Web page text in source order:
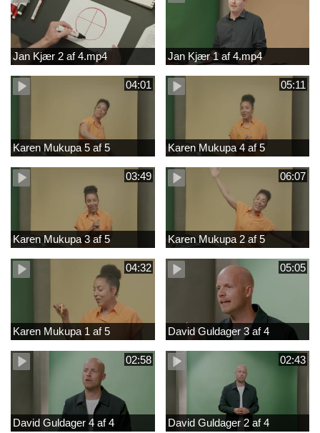
Jan Kjær 2 af 4.mp4 Jan Kjær 1 af 4.mp4
04:01
Karen Mukupa 5 af 5
05:11
Karen Mukupa 4 af 5
03:49
Karen Mukupa 3 af 5
06:07
Karen Mukupa 2 af 5
04:32
Karen Mukupa 1 af 5
05:05
David Guldager 3 af 4
02:58
David Guldager 4 af 4
02:43
David Guldager 2 af 4